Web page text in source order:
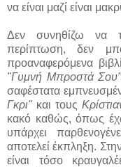
να είναι μαζί είναι
Δεν συνηθίζω να
περίπτωση, δεν
προαναφερόμενα
"Γυμνή Μπροστά
σαφέστατα
Γκρι" και τους
κακό καθώς, όπως
υπάρχει
αποτελεί έκπληξη.
είναι τόσο